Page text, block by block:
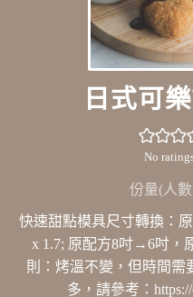
日式可
No
份量(人
快速甜點模具尺寸轉換：
x 1.7; 原配方8吋→6吋，
則：烤溫不變，但時間需
多，請參考：